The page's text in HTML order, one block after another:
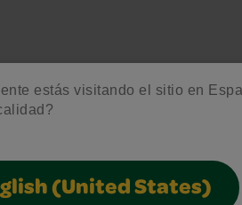
estás visitando el sitio en
(United States)